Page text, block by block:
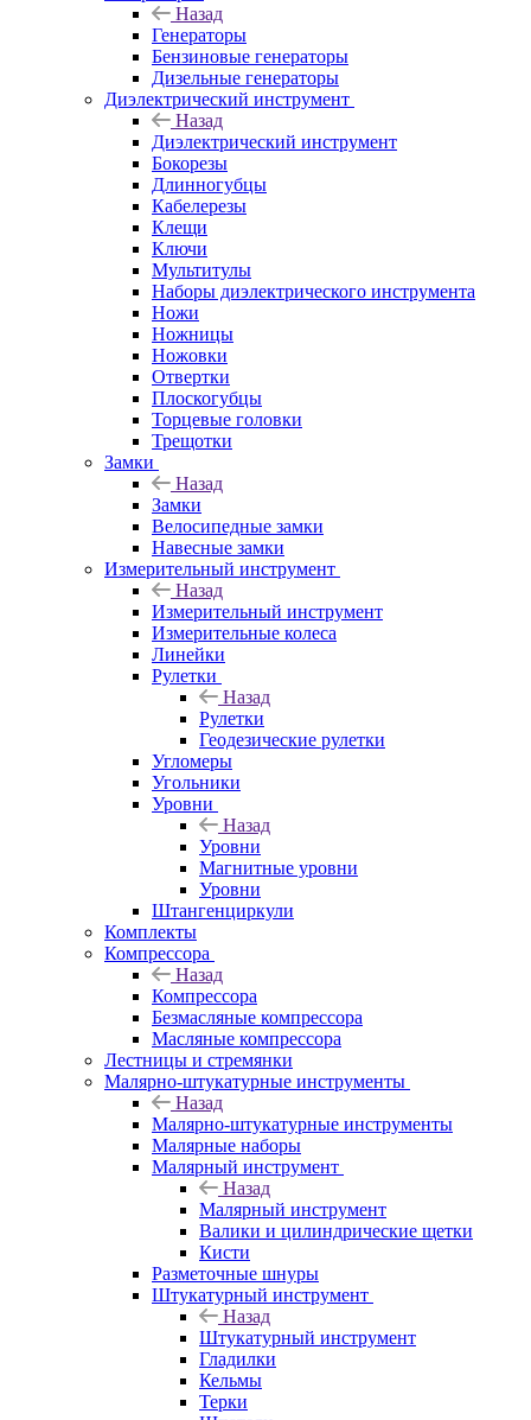
Назад
Генераторы
Бензиновые генераторы
Дизельные генераторы
Диэлектрический инструмент
Назад
Диэлектрический инструмент
Бокорезы
Длинногубцы
Кабелерезы
Клещи
Ключи
Мультитулы
Наборы диэлектрического инструмента
Ножи
Ножницы
Ножовки
Отвертки
Плоскогубцы
Торцевые головки
Трещотки
Замки
Назад
Замки
Велосипедные замки
Навесные замки
Измерительный инструмент
Назад
Измерительный инструмент
Измерительные колеса
Линейки
Рулетки
Назад
Рулетки
Геодезические рулетки
Угломеры
Угольники
Уровни
Назад
Уровни
Магнитные уровни
Уровни
Штангенциркули
Комплекты
Компрессора
Назад
Компрессора
Безмасляные компрессора
Масляные компрессора
Лестницы и стремянки
Малярно-штукатурные инструменты
Назад
Малярно-штукатурные инструменты
Малярные наборы
Малярный инструмент
Назад
Малярный инструмент
Валики и цилиндрические щетки
Кисти
Разметочные шнуры
Штукатурный инструмент
Назад
Штукатурный инструмент
Гладилки
Кельмы
Терки